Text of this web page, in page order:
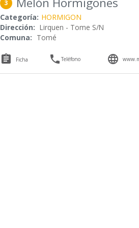
3
Categoría: HORMIGON
Dirección: Lirquen - Tome S/N
Comuna: Tomé
 Ficha Teléfono 